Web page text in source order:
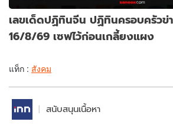
เลขเด็ดปฏิทินจีน ปฏิทินครอบครัวข่
16/8/69 เซฟไว้ก่อนเกลี้ยงแผง
แท็ก : สังคม
สนับสนุนเนื้อหา